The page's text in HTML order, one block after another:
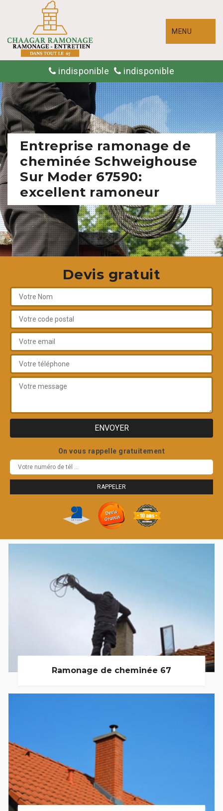
MENU
indisponible indisponible
Entreprise ramonage de
cheminée Schweighouse
Sur Moder 67590:
excellent ramoneur
Devis gratuit
On vous rappelle gratuitement
Ramonage de cheminée 67